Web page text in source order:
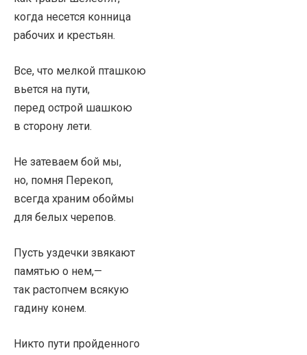
когда несется конница
рабочих и крестьян.
Все, что мелкой пташкою
вьется на пути,
перед острой шашкою
в сторону лети.
Не затеваем бой мы,
но, помня Перекоп,
всегда храним обоймы
для белых черепов.
Пусть уздечки звякают
памятью о нем,—
так растопчем всякую
гадину конем.
Никто пути пройденного